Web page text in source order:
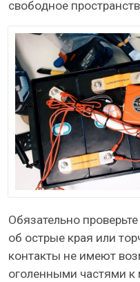
свободное
Обязательно
об острые края или
контакты не имеют
оголенными частями